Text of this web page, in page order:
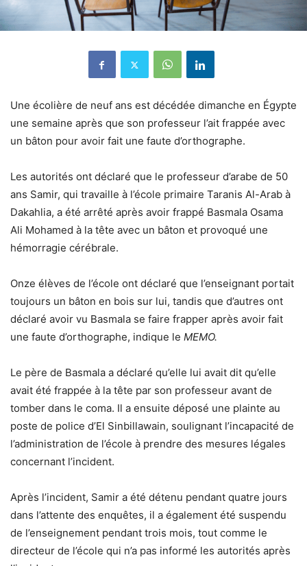
Une écolière de neuf ans est décédée dimanche en Égypte
une semaine après que son professeur l’ait frappée avec
un bâton pour avoir fait une faute d’orthographe.
Les autorités ont déclaré que le professeur d’arabe de 50
ans Samir, qui travaille à l’école primaire Taranis Al-Arab à
Dakahlia, a été arrêté après avoir frappé Basmala Osama
Ali Mohamed à la tête avec un bâton et provoqué une
hémorragie cérébrale.
Onze élèves de l’école ont déclaré que l’enseignant portait
toujours un bâton en bois sur lui, tandis que d’autres ont
déclaré avoir vu Basmala se faire frapper après avoir fait
une faute d’orthographe, indique le MEMO.
Le père de Basmala a déclaré qu’elle lui avait dit qu’elle
avait été frappée à la tête par son professeur avant de
tomber dans le coma. Il a ensuite déposé une plainte au
poste de police d’El Sinbillawain, soulignant l’incapacité de
l’administration de l’école à prendre des mesures légales
concernant l’incident.
Après l’incident, Samir a été détenu pendant quatre jours
dans l’attente des enquêtes, il a également été suspendu
de l’enseignement pendant trois mois, tout comme le
directeur de l’école qui n’a pas informé les autorités après